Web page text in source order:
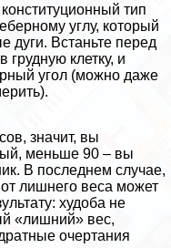
тип
углу, который
дуги. Встаньте перед
клетку, и
угол (можно даже
значит, вы
меньше 90 – вы
В последнем случае,
лишнего веса может
худоба не
«лишний» вес,
очертания